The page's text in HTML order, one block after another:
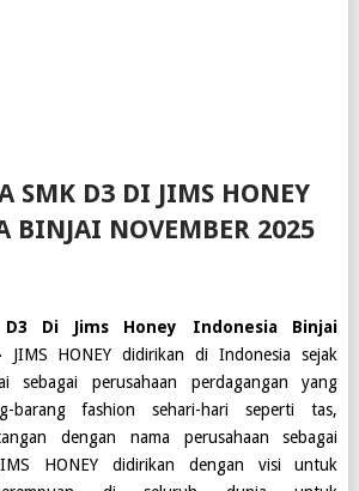
SMK D3 DI JIMS HONEY
BINJAI NOVEMBER 2025
D3 Di Jims Honey Indonesia Binjai
JIMS HONEY didirikan di Indonesia sejak
sebagai perusahaan perdagangan yang
barang fashion sehari-hari seperti tas,
dengan nama perusahaan sebagai
HONEY didirikan dengan visi untuk